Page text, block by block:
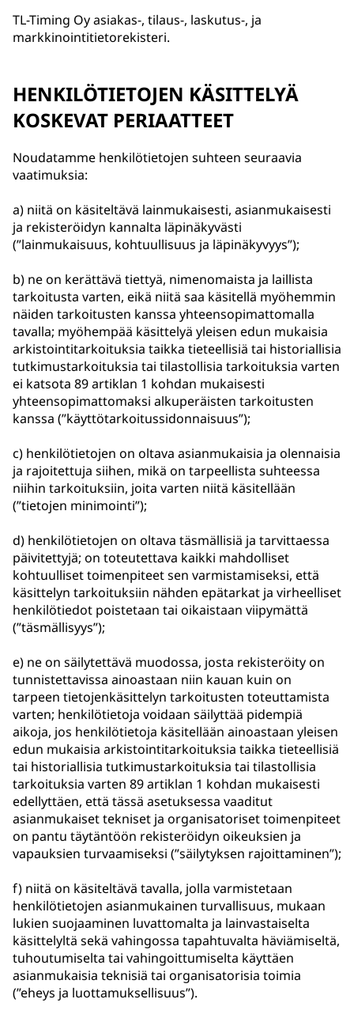
TL-Timing Oy asiakas-, tilaus-, laskutus-, ja
markkinointitietorekisteri.
HENKILÖTIETOJEN KÄSITTELYÄ
KOSKEVAT PERIAATTEET
Noudatamme henkilötietojen suhteen seuraavia
vaatimuksia:
a) niitä on käsiteltävä lainmukaisesti, asianmukaisesti
ja rekisteröidyn kannalta läpinäkyvästi
(”lainmukaisuus, kohtuullisuus ja läpinäkyvyys”);
b) ne on kerättävä tiettyä, nimenomaista ja laillista
tarkoitusta varten, eikä niitä saa käsitellä myöhemmin
näiden tarkoitusten kanssa yhteensopimattomalla
tavalla; myöhempää käsittelyä yleisen edun mukaisia
arkistointitarkoituksia taikka tieteellisiä tai historiallisia
tutkimustarkoituksia tai tilastollisia tarkoituksia varten
ei katsota 89 artiklan 1 kohdan mukaisesti
yhteensopimattomaksi alkuperäisten tarkoitusten
kanssa (”käyttötarkoitussidonnaisuus”);
c) henkilötietojen on oltava asianmukaisia ja olennaisia
ja rajoitettuja siihen, mikä on tarpeellista suhteessa
niihin tarkoituksiin, joita varten niitä käsitellään
(”tietojen minimointi”);
d) henkilötietojen on oltava täsmällisiä ja tarvittaessa
päivitettyjä; on toteutettava kaikki mahdolliset
kohtuulliset toimenpiteet sen varmistamiseksi, että
käsittelyn tarkoituksiin nähden epätarkat ja virheelliset
henkilötiedot poistetaan tai oikaistaan viipymättä
(”täsmällisyys”);
e) ne on säilytettävä muodossa, josta rekisteröity on
tunnistettavissa ainoastaan niin kauan kuin on
tarpeen tietojenkäsittelyn tarkoitusten toteuttamista
varten; henkilötietoja voidaan säilyttää pidempiä
aikoja, jos henkilötietoja käsitellään ainoastaan yleisen
edun mukaisia arkistointitarkoituksia taikka tieteellisiä
tai historiallisia tutkimustarkoituksia tai tilastollisia
tarkoituksia varten 89 artiklan 1 kohdan mukaisesti
edellyttäen, että tässä asetuksessa vaaditut
asianmukaiset tekniset ja organisatoriset toimenpiteet
on pantu täytäntöön rekisteröidyn oikeuksien ja
vapauksien turvaamiseksi (”säilytyksen rajoittaminen”);
f) niitä on käsiteltävä tavalla, jolla varmistetaan
henkilötietojen asianmukainen turvallisuus, mukaan
lukien suojaaminen luvattomalta ja lainvastaiselta
käsittelyltä sekä vahingossa tapahtuvalta häviämiseltä,
tuhoutumiselta tai vahingoittumiselta käyttäen
asianmukaisia teknisiä tai organisatorisia toimia
(”eheys ja luottamuksellisuus”).